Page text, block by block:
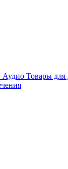
Аудио Товары для